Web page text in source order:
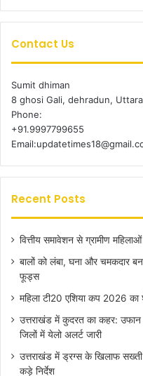
Contact Us
Sumit dhiman
8 ghosi Gali, dehradun,
Phone:
+91.9997799655
Recent Posts
वित्तीय समावेशन से ग्रामीण
बालों को लंबा, घना और चमकदार
फूड्स
महिला टी20 एशिया कप 2026 का
उत्तराखंड में कुदरत का कहर:
जिलों में येलो अलर्ट जारी
उत्तराखंड में ड्रग्स के खिलाफ
कड़े निर्देश